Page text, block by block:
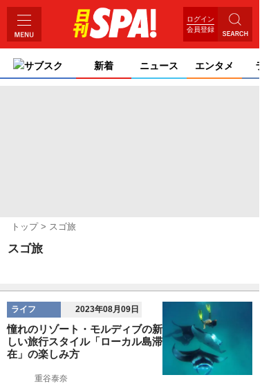
ログイン
会員登録
サブスク 新着 ニュース エンタメ
トップ スゴ旅
スゴ旅
ライフ 2023年08月09日
憧れのリゾート・モルディブの新
しい旅行スタイル「ローカル島滞
在」の楽しみ方
重谷泰奈